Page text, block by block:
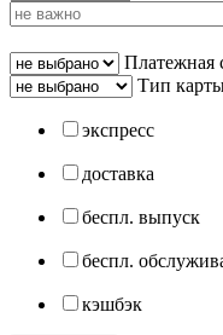
Платежная
Тип
экспресс
доставка
беспл. выпуск
беспл.
кэшбэк